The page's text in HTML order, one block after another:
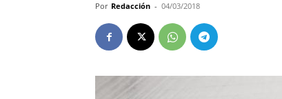
Por Redacción - 04/03/2018